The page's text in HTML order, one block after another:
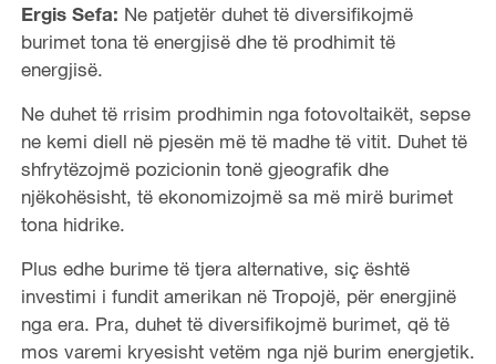
Ergis Sefa: Ne patjetër duhet të diversifikojmë
burimet tona të energjisë dhe të prodhimit të
energjisë.
Ne duhet të rrisim prodhimin nga fotovoltaikët, sepse
ne kemi diell në pjesën më të madhe të vitit. Duhet të
shfrytëzojmë pozicionin tonë gjeografik dhe
njëkohësisht, të ekonomizojmë sa më mirë burimet
tona hidrike.
Plus edhe burime të tjera alternative, siç është
investimi i fundit amerikan në Tropojë, për energjinë
nga era. Pra, duhet të diversifikojmë burimet, që të
mos varemi kryesisht vetëm nga një burim energjetik.